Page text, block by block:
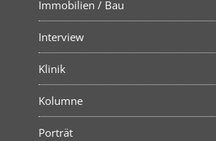
Immobilien / Bau
Interview
Klinik
Kolumne
Porträt